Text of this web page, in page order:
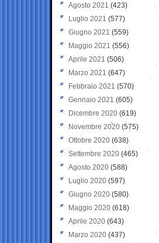
Agosto 2021 (423)
Luglio 2021 (577)
Giugno 2021(559)
Maggio 2021 (556)
Aprile 2021 (506)
Marzo 2021 (647)
Febbraio 2021 (570)
Gennaio 2021 (605)
Dicembre 2020 (619)
Novembre 2020 (575)
Ottobre 2020 (638)
Settembre 2020(465)
Agosto 2020 (588)
Luglio 2020 (597)
Giugno 2020 (580)
Maggio 2020 (618)
Aprile 2020 (643)
Marzo 2020 (437)